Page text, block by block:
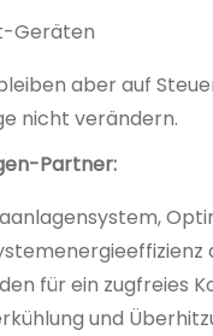
Geräten
aber auf
nicht verändern.
Partner:
für ein zugfreies
und